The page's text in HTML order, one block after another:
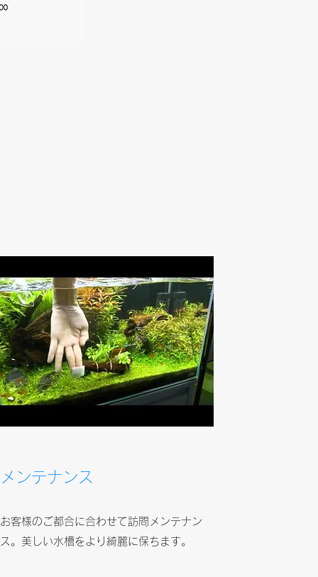
​​メンテナンス
お客様のご都合に合わせて訪問メンテナン
ス。美しい水槽をより綺麗に保ちます。